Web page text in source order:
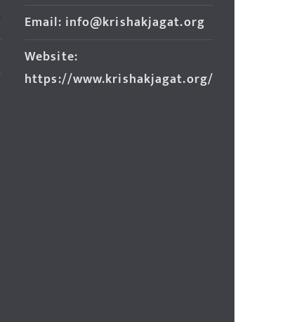
Email: info@krishakjagat.org
Website:
https://www.krishakjagat.org/